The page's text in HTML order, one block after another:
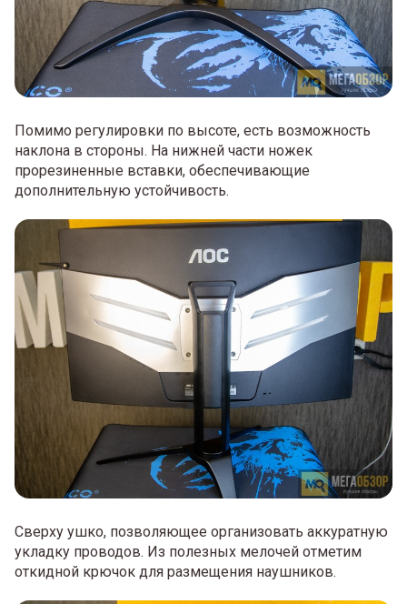
Помимо регулировки по высоте, есть возможность
наклона в стороны. На нижней части ножек
прорезиненные вставки, обеспечивающие
дополнительную устойчивость.
Сверху ушко, позволяющее организовать аккуратную
укладку проводов. Из полезных мелочей отметим
откидной крючок для размещения наушников.